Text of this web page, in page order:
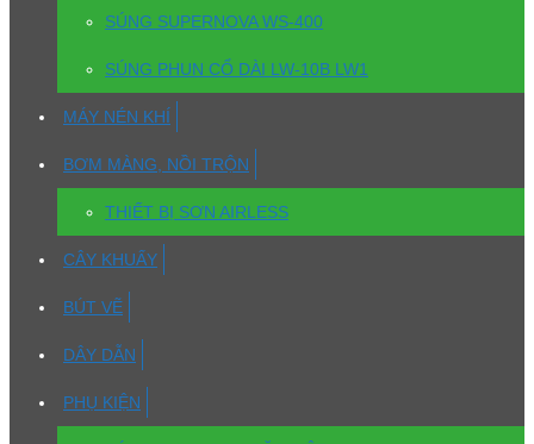
SÚNG SUPERNOVA WS-400
SÚNG PHUN CỔ DÀI LW-10B LW1
MÁY NÉN KHÍ
BƠM MÀNG, NỒI TRỘN
THIẾT BỊ SƠN AIRLESS
CÂY KHUẤY
BÚT VẼ
DÂY DẪN
PHỤ KIỆN